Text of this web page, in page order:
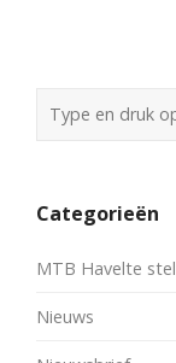
Categorieën
MTB Havelte
Nieuws